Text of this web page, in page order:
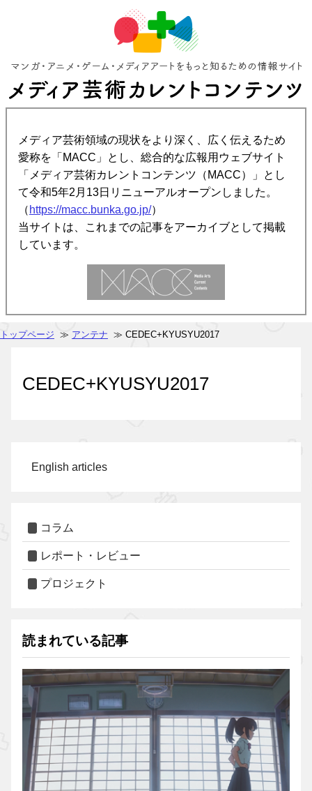
メディア芸術領域の現状をより深く、広く伝えるため
愛称を「MACC」とし、総合的な広報用ウェブサイト
「メディア芸術カレントコンテンツ（MACC）」とし
て令和5年2月13日リニューアルオープンしました。
（ https://macc.bunka.go.jp/）
当サイトは、これまでの記事をアーカイブとして掲載
しています。
トップページ ≫ アンテナ ≫ CEDEC+KYUSYU2017
CEDEC+KYUSYU2017
English articles
コラム
レポート・レビュー
プロジェクト
読まれている記事